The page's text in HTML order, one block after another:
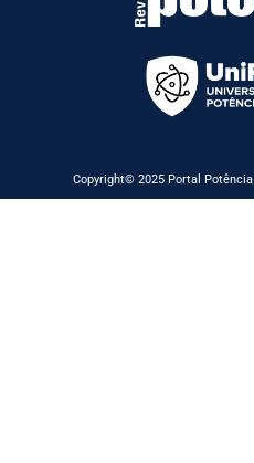
Copyright© 2025 Portal